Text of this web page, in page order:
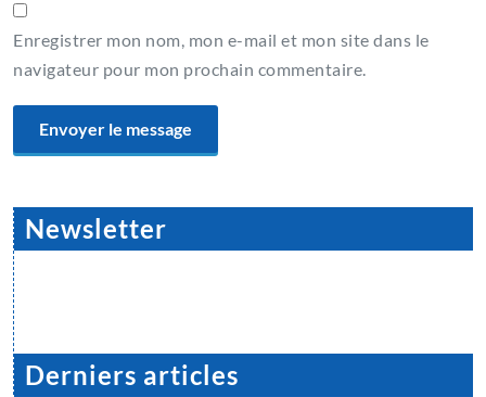
Enregistrer mon nom, mon e-mail et mon site dans le
navigateur pour mon prochain commentaire.
Newsletter
Derniers articles